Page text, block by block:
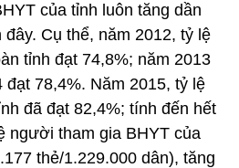
của tỉnh luôn tăng dần
Cụ thể, năm 2012, tỷ lệ
tỉnh đạt 74,8%; năm 2013
đạt 78,4%. Năm 2015, tỷ lệ
đã đạt 82,4%; tính đến hết
người tham gia BHYT của
thẻ/1.229.000 dân), tăng